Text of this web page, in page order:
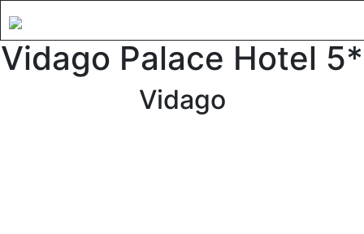
Vidago Palace Hotel 5*
Vidago